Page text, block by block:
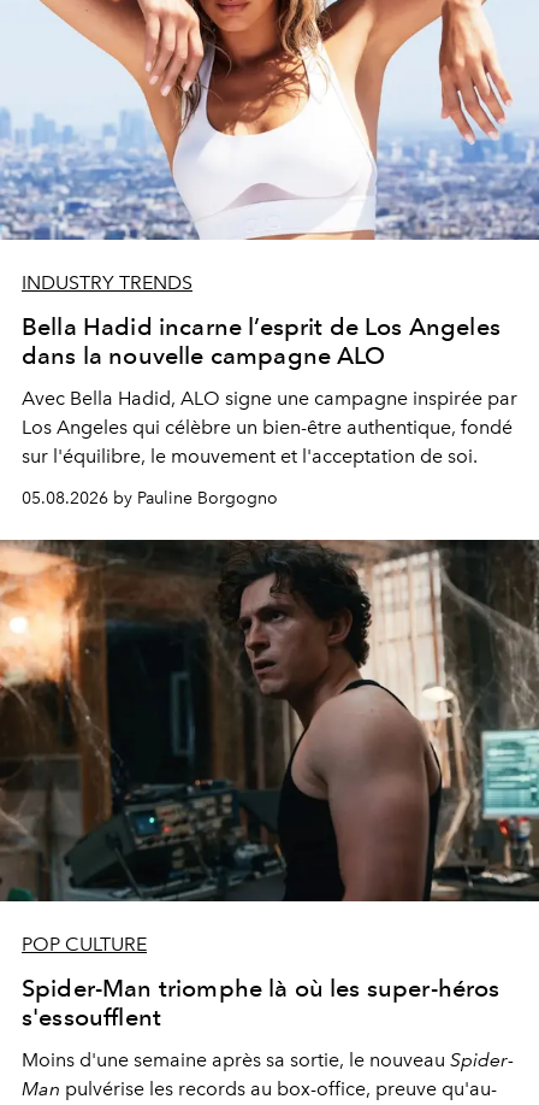
INDUSTRY TRENDS
Bella Hadid incarne l’esprit de Los Angeles
dans la nouvelle campagne ALO
Avec Bella Hadid, ALO signe une campagne inspirée par
Los Angeles qui célèbre un bien-être authentique, fondé
sur l'équilibre, le mouvement et l'acceptation de soi.
05.08.2026 by Pauline Borgogno
POP CULTURE
Spider-Man triomphe là où les super-héros
s'essoufflent
Moins d'une semaine après sa sortie, le nouveau Spider-
Man pulvérise les records au box-office, preuve qu'au-